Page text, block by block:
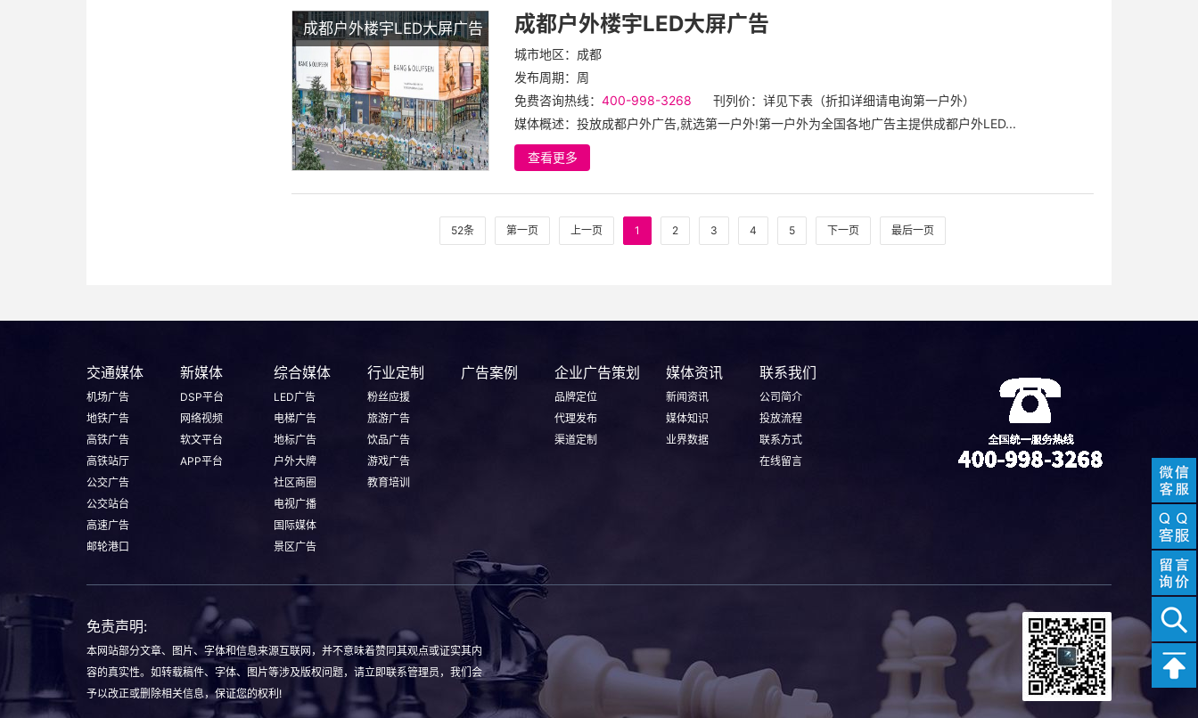
成都户外楼宇LED大屏广告 成都户外楼宇LED大屏广告
城市地区：成都
发布周期：周
免费咨询热线： 400-998-3268
刊列价：详见下表（折扣详细请电询第一户外）
媒体概述：投放成都户外广告,就选第一户外!第一户外为全国各地广告主提供成都户外LED...
查看更多
52条 第一页 上一页 1 2 3 4 5 下一页 最后一页
交通媒体
机场广告
地铁广告
高铁广告
高铁站厅
公交广告
公交站台
高速广告
邮轮港口
新媒体
DSP平台
网络视频
软文平台
APP平台
综合媒体
LED广告
电梯广告
地标广告
户外大牌
社区商圈
电视广播
国际媒体
景区广告
行业定制
粉丝应援
旅游广告
饮品广告
游戏广告
教育培训
广告案例 企业广告策划
品牌定位
代理发布
渠道定制
媒体资讯
新闻资讯
媒体知识
业界数据
联系我们
公司简介
投放流程
联系方式
在线留言
免责声明:
本网站部分文章、图片、字体和信息来源互联网，并不意味着赞同其观点或证实其内
容的真实性。如转载稿件、字体、图片等涉及版权问题，请立即联系管理员，我们会
予以改正或删除相关信息，保证您的权利!